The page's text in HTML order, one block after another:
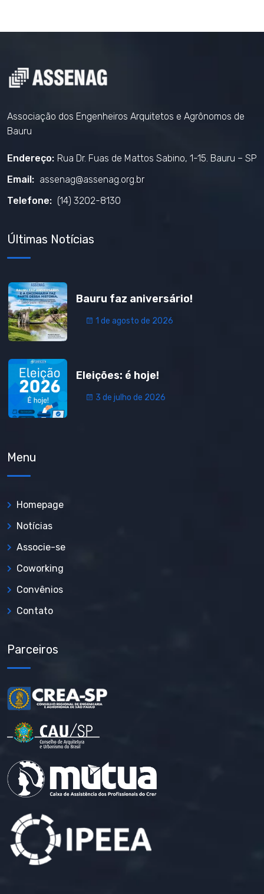
Associação dos Engenheiros Arquitetos e Agrônomos de
Bauru
Endereço: Rua Dr. Fuas de Mattos Sabino, 1-15. Bauru – SP
Email: assenag@assenag.org.br
Telefone: (14) 3202-8130
Últimas Notícias
Bauru faz aniversário!
1 de agosto de 2026
Eleições: é hoje!
3 de julho de 2026
Menu
Homepage
Notícias
Associe-se
Coworking
Convênios
Contato
Parceiros